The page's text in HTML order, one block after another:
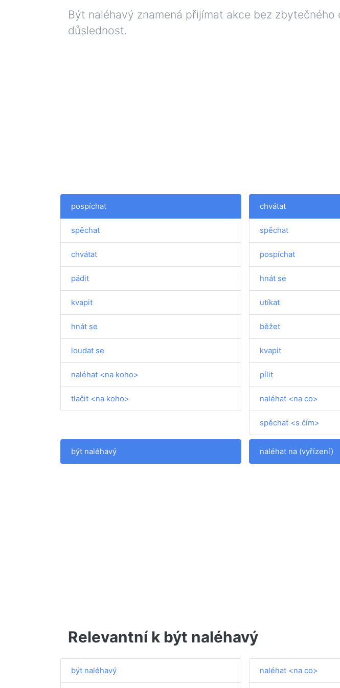
Být naléhavý znamená přijímat akce bez
důslednost.
pospíchat
spěchat
chvátat
pádit
kvapit
hnát se
loudat se
naléhat <na koho>
tlačit <na koho>
chvátat
spěchat
pospíchat
hnát se
utíkat
běžet
kvapit
pílit
naléhat <na co>
spěchat <s čím>
být naléhavý naléhat na (vyřízení)
Relevantní k být naléhavý
být naléhavý naléhat <na co>